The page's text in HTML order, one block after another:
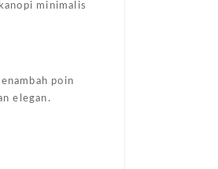
minimalis
poin
elegan.